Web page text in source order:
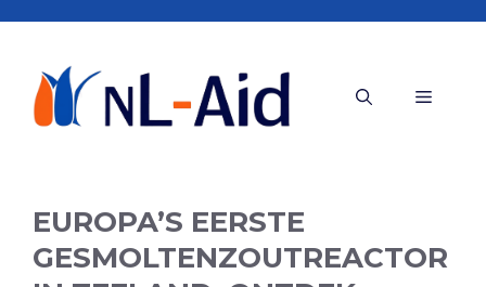
inhoud
Menu
EUROPA’S EERSTE
GESMOLTENZOUTREACTOR